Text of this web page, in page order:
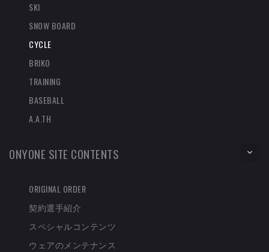
SKI
SNOW BOARD
CYCLE
BRIKO
TRAINING
BASEBALL
A.A.TH
ONYONE SITE CONTENTS
ORIGINAL ORDER
契約選手紹介
スペシャルコンテンツ
ウェアのメンテナンス